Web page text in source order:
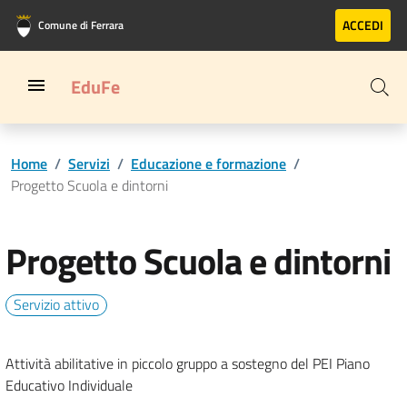
Vai al contenuto principale
Vai al footer
Comune di Ferrara ACCEDI
EduFe
Home / Servizi / Educazione e formazione /
Progetto Scuola e dintorni
Progetto Scuola e dintorni
Servizio attivo
Attività abilitative in piccolo gruppo a sostegno del PEI Piano
Educativo Individuale